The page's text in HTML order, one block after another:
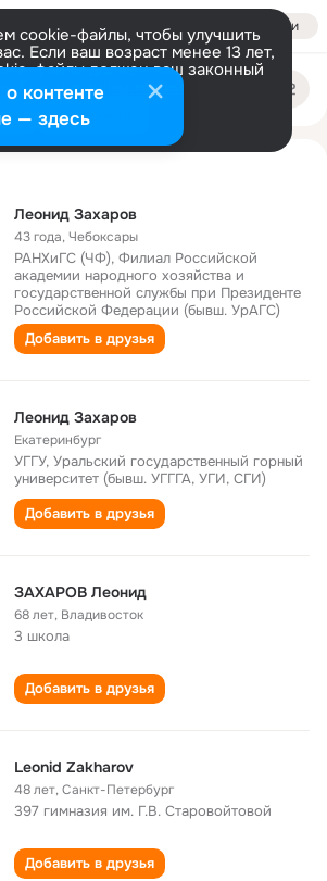
Войти
cookie-файлы, чтобы улучшить
Если ваш возраст менее 13 лет,
файлы должен ваш законный
Больше информации
Настроить
Леонид Захаров
43 года,Чебоксары
РАНХиГС (ЧФ), Филиал Российской
академии народного хозяйства и
государственной службы при Президенте
Российской Федерации (бывш. УрАГС)
Добавить в друзья
Леонид Захаров
Екатеринбург
УГГУ, Уральский государственный горный
университет (бывш. УГГГА, УГИ, СГИ)
Добавить в друзья
ЗАХАРОВ Леонид
68 лет, Владивосток
3 школа
Добавить в друзья
Leonid Zakharov
48 лет,Санкт-Петербург
397 гимназия им. Г.В. Старовойтовой
Добавить в друзья
контенте
— здесь